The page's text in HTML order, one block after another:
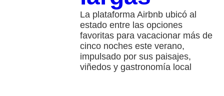
La plataforma Airbnb ubicó al
estado entre las opciones
favoritas para vacacionar más de
cinco noches este verano,
impulsado por sus paisajes,
viñedos y gastronomía local